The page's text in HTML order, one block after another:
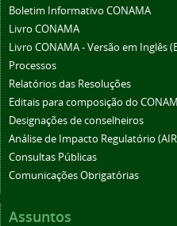
Boletim Informativo CONAMA
Livro CONAMA
Livro CONAMA - Versão em Inglês
Processos
Relatórios das Resoluções
Editais para composição do
Designações de conselheiros
Análise de Impacto Regulatório
Consultas Públicas
Comunicações Obrigatórias
Assuntos